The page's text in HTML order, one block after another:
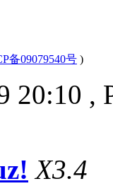
备09079540号 )
20:10 ,
X3.4